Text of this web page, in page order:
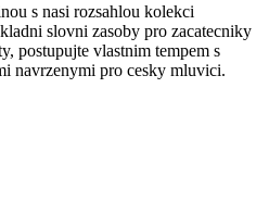
s nasi rozsahlou kolekci
slovni zasoby pro zacatecniky
postupujte vlastnim tempem s
navrzenymi pro cesky mluvici.